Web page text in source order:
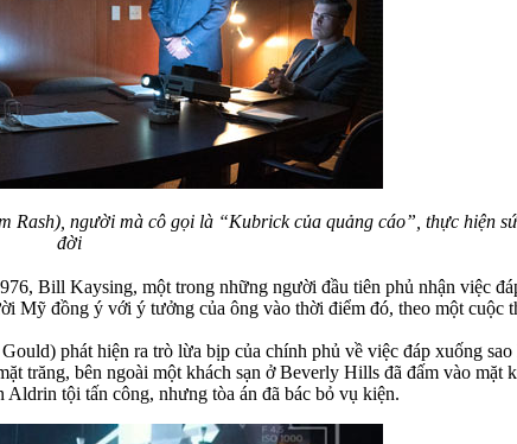
Rash), người mà cô gọi là “Kubrick của quảng cáo”, thực hiện
đời
Bill Kaysing, một trong những người đầu tiên phủ nhận việc
Mỹ đồng ý với ý tưởng của ông vào thời điểm đó, theo một cuộc
phát hiện ra trò lừa bịp của chính phủ về việc đáp xuống
bên ngoài một khách sạn ở Beverly Hills đã đấm vào mặt
Aldrin tội tấn công, nhưng tòa án đã bác bỏ vụ kiện.